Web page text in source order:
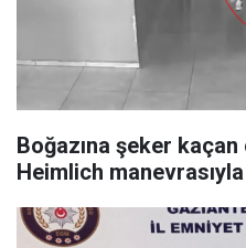
Boğazına şeker
Heimlich manevrasıyla